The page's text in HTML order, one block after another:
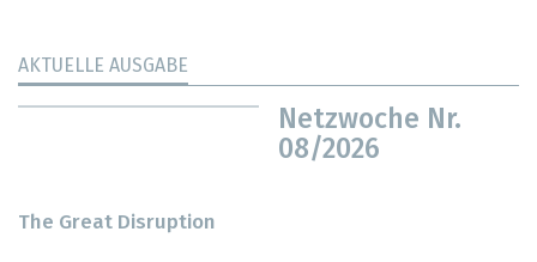
AKTUELLE AUSGABE
Netzwoche Nr.
08/2026
The Great Disruption